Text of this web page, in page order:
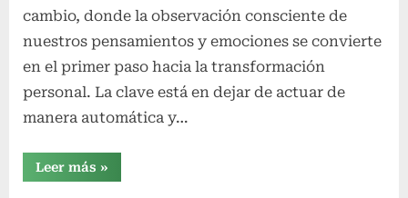
cambio, donde la observación consciente de
nuestros pensamientos y emociones se convierte
en el primer paso hacia la transformación
personal. La clave está en dejar de actuar de
manera automática y…
Leer más “Observa
tu
»